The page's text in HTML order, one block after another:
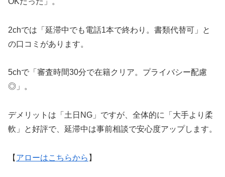
2chでは「延滞中でも電話1本で終わり。書類代替可」と
の口コミがあります。
5chで「審査時間30分で在籍クリア。プライバシー配慮
◎」。
デメリットは「土日NG」ですが、全体的に「大手より柔
軟」と好評で、延滞中は事前相談で安心度アップします。
【 アローはこちらから 】